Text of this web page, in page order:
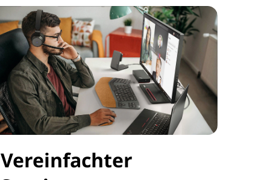
Vereinfachter